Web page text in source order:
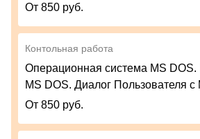
От 850 руб.
Контольная работа
Операционная система MS
MS DOS. Диалог Пользователя с
От 850 руб.